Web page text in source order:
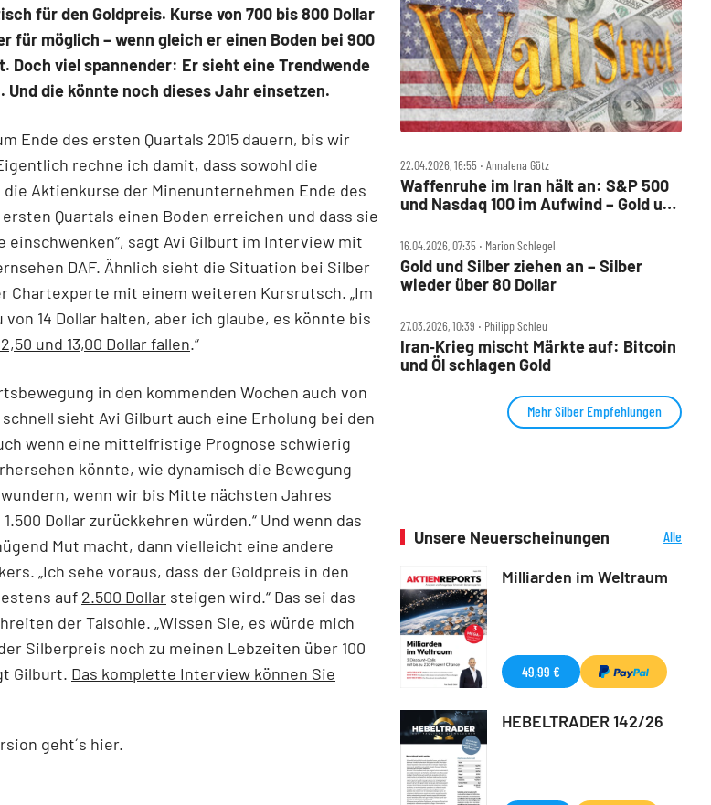
für den Goldpreis. Kurse von 700 bis 800 Dollar
für möglich – wenn gleich er einen Boden bei 900
Doch viel spannender: Er sieht eine Trendwende
Und die könnte noch dieses Jahr einsetzen.
Ende des ersten Quartals 2015 dauern, bis wir
rechne ich damit, dass sowohl die
Aktienkurse der Minenunternehmen Ende des
Quartals einen Boden erreichen und dass sie
einschwenken“, sagt Avi Gilburt im Interview mit
DAF. Ähnlich sieht die Situation bei Silber
Chartexperte mit einem weiteren Kursrutsch. „Im
14 Dollar halten, aber ich glaube, es könnte bis
und 13,00 Dollar fallen.“
in den kommenden Wochen auch von
sieht Avi Gilburt auch eine Erholung bei den
wenn eine mittelfristige Prognose schwierig
könnte, wie dynamisch die Bewegung
wenn wir bis Mitte nächsten Jahres
Dollar zurückkehren würden.“ Und wenn das
Mut macht, dann vielleicht eine andere
„Ich sehe voraus, dass der Goldpreis in den
auf 2.500 Dollar steigen wird.“ Das sei das
der Talsohle. „Wissen Sie, es würde mich
Silberpreis noch zu meinen Lebzeiten über 100
Gilburt. Das komplette Interview können Sie
geht´s hier.
22.04.2026, 16:55 ‧ Annalena Götz
Waffenruhe im Iran hält an: S&P 500
und Nasdaq 100 im Aufwind – Gold und
16.04.2026, 07:35 ‧ Marion Schlegel
Gold und Silber ziehen an – Silber
wieder über 80 Dollar
27.03.2026, 10:39 ‧ Philipp Schleu
Iran‑Krieg mischt Märkte auf: Bitcoin
und Öl schlagen Gold
Mehr Silber Empfehlungen
Unsere Neuerscheinungen
Alle
Milliarden im Weltraum
49,99 €
HEBELTRADER 142/26